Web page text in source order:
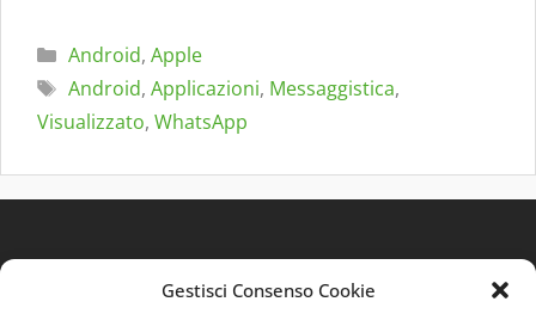
Gestisci Consenso Cookie
Categorie
Android, Apple
Tag
Android, Applicazioni, Messaggistica,
Visualizzato, WhatsApp